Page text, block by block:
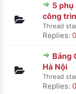
5
công
Thread
Replies: 0
Bảng
Hà Nội
Thread
Replies: 0